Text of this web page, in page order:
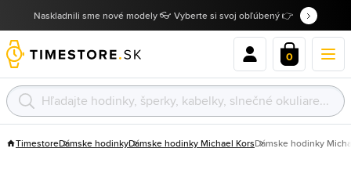
Naskladnili sme nové modely 👓 Vyberte si svoj obľúbený 👉
0
TimestoreDámske hodinkyDámske hodinky Michael KorsDámske hodinky